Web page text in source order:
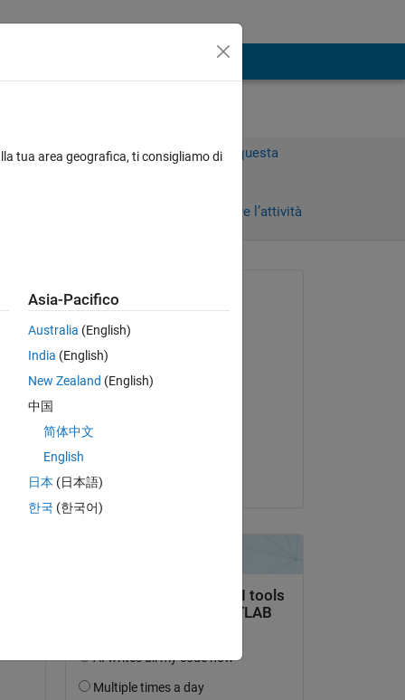
Accedi per rispondere a questa
Accedi per seguire l’attività
Richiesto:
il 26 Apr 2019
Modificato:
tua area geografica, ti consigliamo di
Asia-Pacifico
Australia (English)
India (English)
New Zealand (English)
中国
简体中文
English
日本 (日本語)
한국 (한국어)